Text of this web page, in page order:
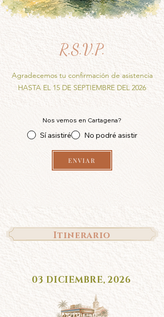
R.S.V.P.
Agradecemos tu confirmación de asistencia
HASTA EL 15 DE SEPTIEMBRE DEL 2026
Nos vemos en Cartagena?
Sí asistiré No podré asistir
ENVIAR
Itinerario
03 DICIEMBRE, 2026